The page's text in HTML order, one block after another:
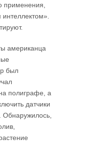
применения,
американца
был
полиграфе, а
датчики
Обнаружилось,